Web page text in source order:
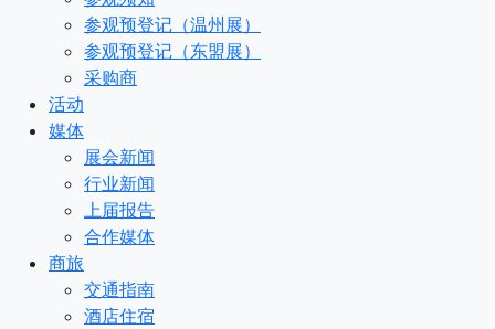
参观预登记（温州展）
参观预登记（东盟展）
采购商
活动
媒体
展会新闻
行业新闻
上届报告
合作媒体
商旅
交通指南
酒店住宿